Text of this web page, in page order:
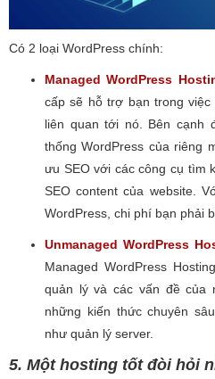
Có 2 loại WordPress chính:
Managed WordPress
cấp sẽ hỗ trợ bạn trong
liên quan tới nó. Bên cạnh
thống WordPress của riêng
ưu SEO với các công cụ tìm
SEO content của website.
WordPress, chi phí bạn phải
Unmanaged WordPress
Managed WordPress
quản lý và các vấn đề của
những kiến thức chuyên
như quản lý server.
5. Một hosting tốt đòi hỏi